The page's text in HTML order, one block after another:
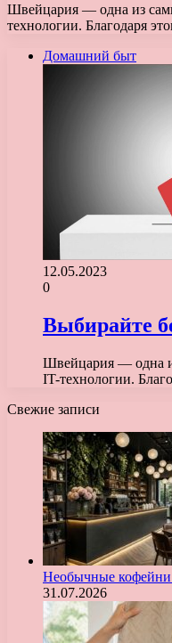
Швейцария — одна из
технологии. Благодаря
Домашний быт
12.05.2023
0
Выбирайте
Швейцария — одна
IT-технологии.
Свежие записи
Необычные кофейни
31.07.2026